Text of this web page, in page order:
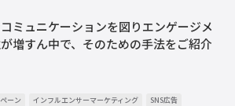
ミュニケーションを図りエンゲージメ
増すん中で、そのための手法をご紹介
ーン インフルエンサーマーケティング
SNS広告